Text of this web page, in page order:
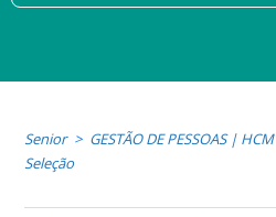
Senior GESTÃO DE PESSOAS | HCM
Seleção